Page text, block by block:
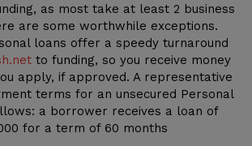
as most take at least 2 business
are some worthwhile exceptions.
loans offer a speedy turnaround
to funding, so you receive money
apply, if approved. A representative
terms for an unsecured Personal
a borrower receives a loan of
for a term of 60 months